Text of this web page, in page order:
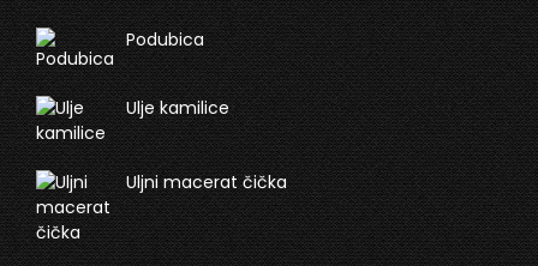
Podubica
Ulje kamilice
Uljni macerat čička